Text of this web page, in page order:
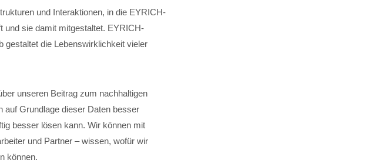
und Interaktionen, in die EYRICH-
und sie damit mitgestaltet. EYRICH-
gestaltet die Lebenswirklichkeit vieler
unseren Beitrag zum nachhaltigen
auf Grundlage dieser Daten besser
besser lösen kann. Wir können mit
und Partner – wissen, wofür wir
können.